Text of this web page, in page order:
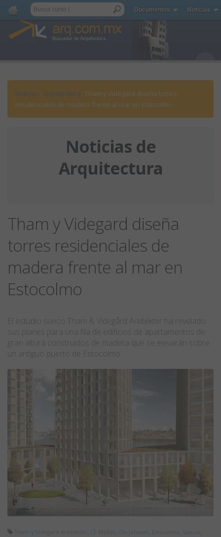
Documentos Noticias
Noticias : Arquitectura : Tham y Videgard diseña torres
residenciales de madera frente al mar en Estocolmo
Noticias de
Arquitectura
Tham y Videgard diseña
torres residenciales de
madera frente al mar en
Estocolmo
El estudio sueco Tham & Videgård Arkitekter ha revelado
sus planes para una fila de edificios de apartamentos de
gran altura construidos de madera que se elevarán sobre
un antiguo puerto de Estocolmo.
Tham y Videgard Arkitekter , CF Moller , Ola Jonsson, Estocolmo, Suecia,